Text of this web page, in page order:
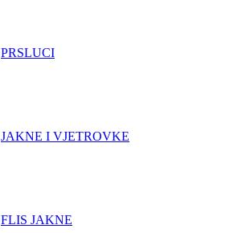
PRSLUCI
JAKNE I VJETROVKE
FLIS JAKNE